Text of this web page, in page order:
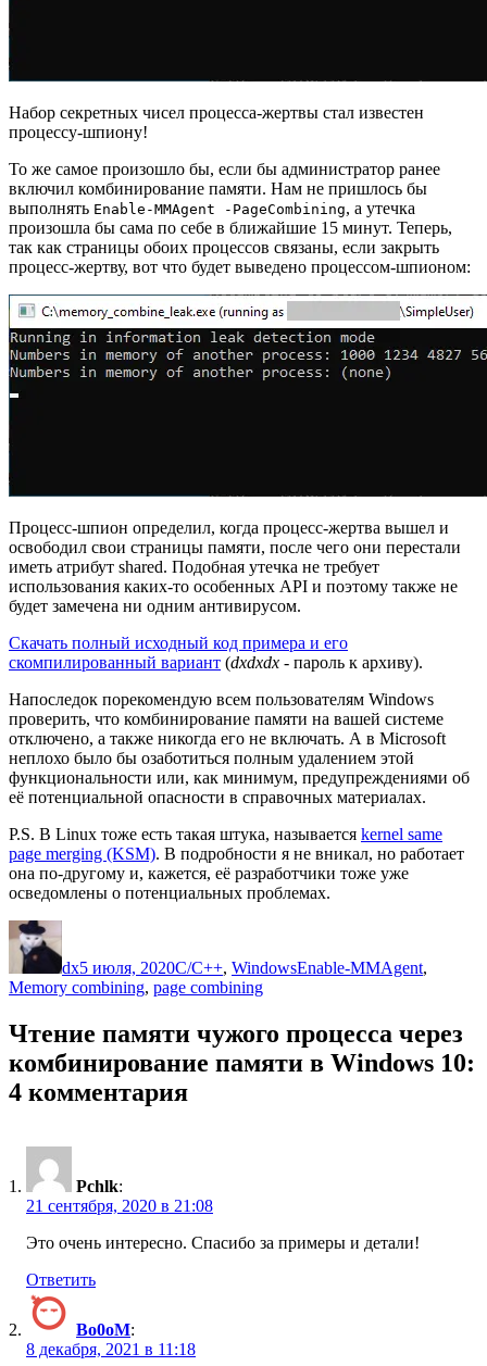
Набор секретных чисел процесса-жертвы стал известен
процессу-шпиону!
То же самое произошло бы, если бы администратор ранее
включил комбинирование памяти. Нам не пришлось бы
выполнять Enable-MMAgent -PageCombining, а утечка
произошла бы сама по себе в ближайшие 15 минут. Теперь,
так как страницы обоих процессов связаны, если закрыть
процесс-жертву, вот что будет выведено процессом-шпионом:
Процесс-шпион определил, когда процесс-жертва вышел и
освободил свои страницы памяти, после чего они перестали
иметь атрибут shared. Подобная утечка не требует
использования каких-то особенных API и поэтому также не
будет замечена ни одним антивирусом.
Скачать полный исходный код примера и его
скомпилированный вариант (dxdxdx - пароль к архиву).
Напоследок порекомендую всем пользователям Windows
проверить, что комбинирование памяти на вашей системе
отключено, а также никогда его не включать. А в Microsoft
неплохо было бы озаботиться полным удалением этой
функциональности или, как минимум, предупреждениями об
её потенциальной опасности в справочных материалах.
P.S. В Linux тоже есть такая штука, называется kernel same
page merging (KSM). В подробности я не вникал, но работает
она по-другому и, кажется, её разработчики тоже уже
осведомлены о потенциальных проблемах.
dx5 июля, 2020C/C++, WindowsEnable-MMAgent,
Memory combining, page combining
Чтение памяти чужого процесса через
комбинирование памяти в Windows 10:
4 комментария
Pchlk:
21 сентября, 2020 в 21:08
Это очень интересно. Спасибо за примеры и детали!
Ответить
Bo0oM:
8 декабря, 2021 в 11:18